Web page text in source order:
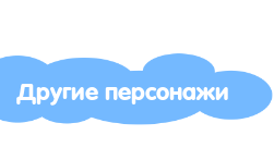
Другие персонажи